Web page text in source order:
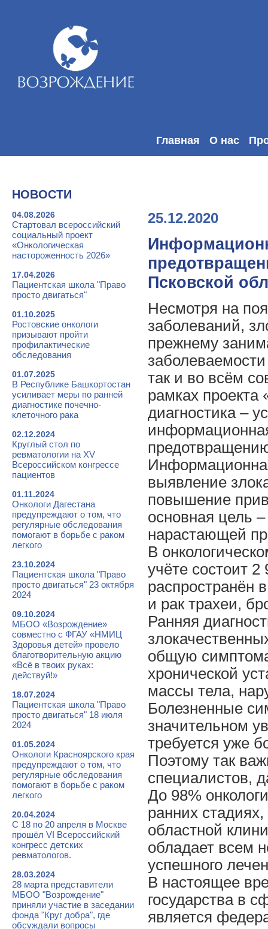
Главная О нас
НОВОСТИ
04.08.2026
Стартовал всероссийский
социальный проект
«Онкологическая
настороженность 2026»
17.04.2026
Пациентская школа "Право
просто двигаться"
01.10.2025
Ростовские онкологи
призывают пройти
профилактические
обследования
01.07.2025
В Республике Башкортостан
усиливает меры по ранней
диагностике почечно-
клеточного рака
02.12.2024
Круглый стол по
ревматологии на XV
Всероссийском конгрессе
пациентов
01.11.2024
Онкологи Дагестана
предупреждают о том, что
регулярные обследования
помогают в борьбе с раком
легкого
23.10.2024
Пациентская школа "Право
просто двигаться" 23 октября
2024
09.10.2024
МБОО «Возрождение»
совместно с ФГАУ «НМИЦ
Здоровья детей» провело
благотворительную акцию
«Всё в твоих руках:
действуй!»
18.07.2024
Пациентская школа "Право
просто двигаться" 18 июля
2024
01.05.2024
Онкологи Красноярского края
предупреждают о том, что
регулярные обследования
помогают в борьбе с раком
легкого
20.04.2024
С 18 по 20 апреля в Москве
прошёл VI Всероссийский
конгресс детских
ревматологов.
28.03.2024
28 марта представители
МБОО "Возрождение"
приняли участие в заседании
фонда "Круг добра", где
обсуждали вопросы
25.12.2020
Псковской
Несмотря на
заболеваний,
прежнему
так и во всём
рамках проекта
диагностика –
выявление
повышение
основная цель
нарастающей
В
учёте состоит
распространён
и рак трахеи,
Ранняя
общую
хронической
массы тела,
Болезненные
значительном
требуется уже
Поэтому так
специалистов,
До 98%
ранних
областной
обладает всем
успешного
В настоящее
государства в
является